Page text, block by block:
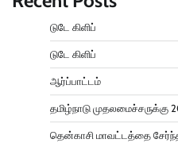
டுடே கிளிப்
டுடே கிளிப்
ஆர்ப்பாட்டம்
தமிழ்நாடு
தென்காசி மாவட்டத்தை